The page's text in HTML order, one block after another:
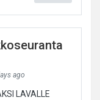
ago
LAVALLE